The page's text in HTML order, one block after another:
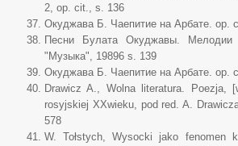
2, op. cit., s. 136
Окуджава Б. Чаепитие на Арбате. op.
Песни Булата Окуджавы. Мелодии
"Музыка", 19896 s. 139
Окуджава Б. Чаепитие на Арбате. op.
Drawicz A., Wolna literatura. Poezja,
rosyjskiej XXwieku, pod red. A.
578
W. Tołstych, Wysocki jako fenomen